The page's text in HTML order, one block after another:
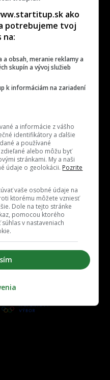
Cenník
Odzadu.sk
Receptik.sk
ako
potrebujeme tvoj
na:
obsah, meranie reklamy a
skupín a vývoj služieb
k informáciám na zariadení
a informácie z vášho
identifikátory a ďalšie
a používané
alebo môžu byť
stránkami. My a naši
údaje o geolokácii. Pozrite
vaše osobné údaje na
ktorému môžete vzniesť
Dole na tejto stránke
pomocou ktorého
v nastaveniach